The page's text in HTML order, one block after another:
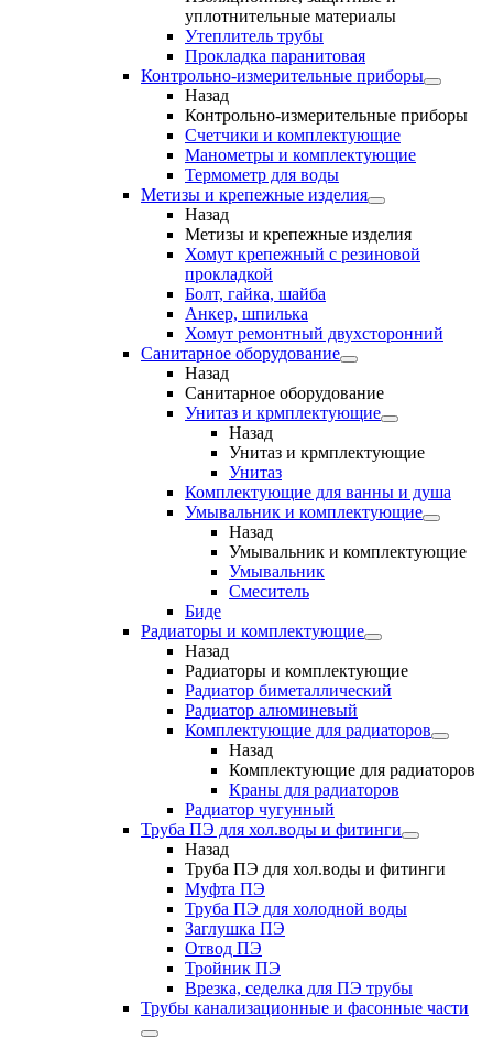
уплотнительные материалы
Утеплитель трубы
Прокладка паранитовая
Контрольно-измерительные приборы
Назад
Контрольно-измерительные приборы
Счетчики и комплектующие
Манометры и комплектующие
Термометр для воды
Метизы и крепежные изделия
Назад
Метизы и крепежные изделия
Хомут крепежный с резиновой
прокладкой
Болт, гайка, шайба
Анкер, шпилька
Хомут ремонтный двухсторонний
Санитарное оборудование
Назад
Санитарное оборудование
Унитаз и крмплектующие
Назад
Унитаз и крмплектующие
Унитаз
Комплектующие для ванны и душа
Умывальник и комплектующие
Назад
Умывальник и комплектующие
Умывальник
Смеситель
Биде
Радиаторы и комплектующие
Назад
Радиаторы и комплектующие
Радиатор биметаллический
Радиатор алюминевый
Комплектующие для радиаторов
Назад
Комплектующие для радиаторов
Краны для радиаторов
Радиатор чугунный
Труба ПЭ для хол.воды и фитинги
Назад
Труба ПЭ для хол.воды и фитинги
Муфта ПЭ
Труба ПЭ для холодной воды
Заглушка ПЭ
Отвод ПЭ
Тройник ПЭ
Врезка, седелка для ПЭ трубы
Трубы канализационные и фасонные части